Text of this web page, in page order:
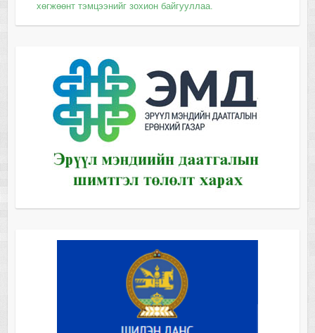
хөгжөөнт тэмцээнийг зохион байгууллаа.